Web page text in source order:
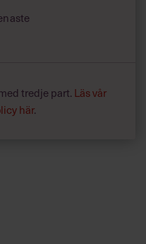
tredje part. Läs vår
här.